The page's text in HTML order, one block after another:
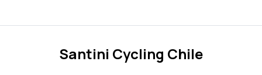
Santini Cycling Chile